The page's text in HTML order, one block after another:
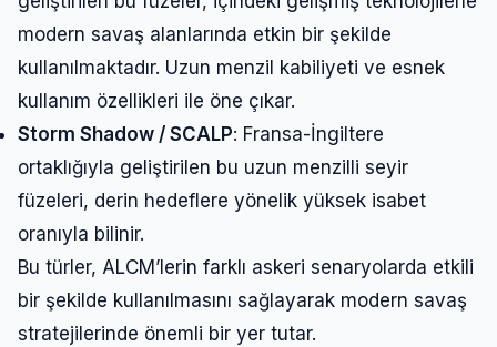
modern savaş alanlarında etkin bir şekilde
kullanılmaktadır. Uzun menzil kabiliyeti ve esnek
kullanım özellikleri ile öne çıkar.
Storm Shadow / SCALP: Fransa-İngiltere
ortaklığıyla geliştirilen bu uzun menzilli seyir
füzeleri, derin hedeflere yönelik yüksek isabet
oranıyla bilinir.
Bu türler, ALCM’lerin farklı askeri senaryolarda etkili
bir şekilde kullanılmasını sağlayarak modern savaş
stratejilerinde önemli bir yer tutar.